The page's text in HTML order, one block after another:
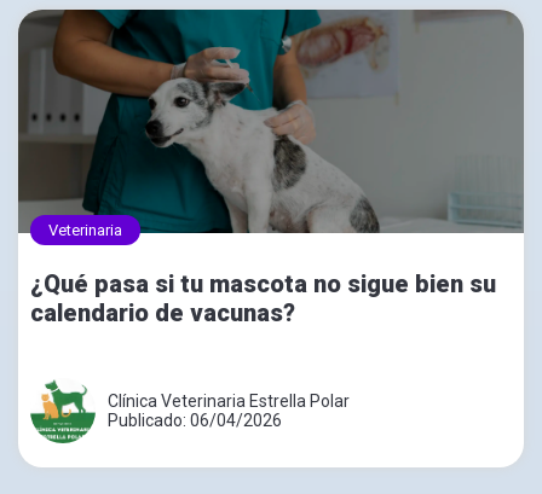
Veterinaria
¿Qué pasa si tu mascota no sigue bien su
calendario de vacunas?
Clínica Veterinaria Estrella Polar
Publicado: 06/04/2026